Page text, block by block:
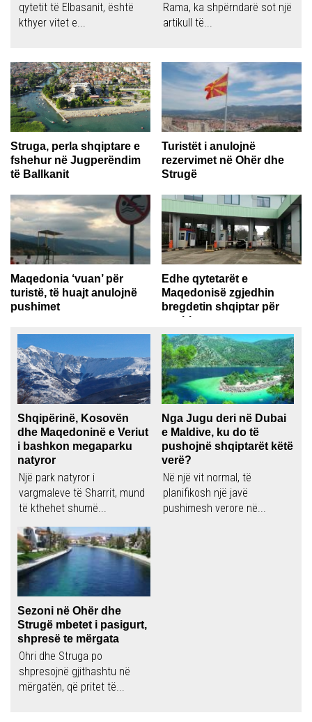
qytetit të Elbasanit, është
kthyer vitet e...
Rama, ka shpërndarë sot një
artikull të...
Struga, perla shqiptare e
fshehur në Jugperëndim
të Ballkanit
Mbi 10 mijë turistë mund të
akomodohen brenda ditës në
qytet...
Turistët i anulojnë
rezervimet në Ohër dhe
Strugë
Kjo si pasojë e masave të reja
anti-Covid...
Maqedonia ‘vuan’ për
turistë, të huajt anulojnë
pushimet
turistik për...
Edhe qytetarët e
Maqedonisë zgjedhin
bregdetin shqiptar për
pushime
Sezoni veror ka rritur numrin e
personave që hyjnë në
Shqipëri...
Shqipërinë, Kosovën
dhe Maqedoninë e Veriut
i bashkon megaparku
natyror
Një park natyror i
vargmaleve të Sharrit, mund
të kthehet shumë...
Nga Jugu deri në Dubai
e Maldive, ku do të
pushojnë shqiptarët këtë
verë?
Në një vit normal, të
planifikosh një javë
pushimesh verore në...
Sezoni në Ohër dhe
Strugë mbetet i pasigurt,
shpresë te mërgata
Ohri dhe Struga po
shpresojnë gjithashtu në
mërgatën, që pritet të...